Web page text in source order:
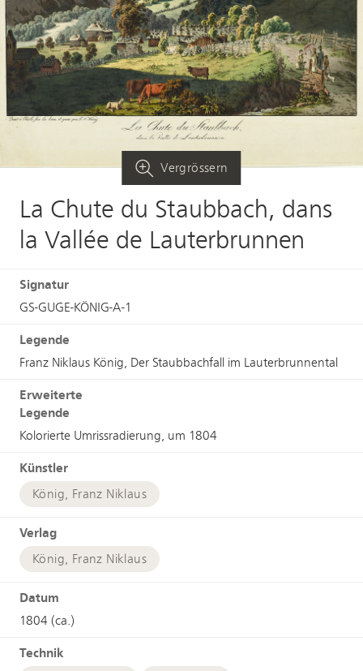
Vergrössern
La Chute du Staubbach, dans
la Vallée de Lauterbrunnen
Signatur
GS-GUGE-KÖNIG-A-1
Legende
Franz Niklaus König, Der Staubbachfall im Lauterbrunnental
Erweiterte
Legende
Kolorierte Umrissradierung, um 1804
Künstler
König, Franz Niklaus
Verlag
König, Franz Niklaus
Datum
1804 (ca.)
Technik